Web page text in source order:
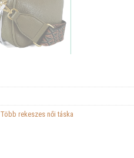
Több rekeszes női táska